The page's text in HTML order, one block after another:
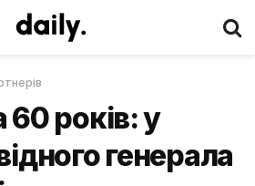
років: у
генерала